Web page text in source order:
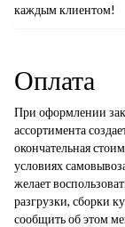
каждым клиентом!
Оплата
При оформлении
ассортимента
окончательная
условиях
желает
разгрузки, сборки
сообщить об этом